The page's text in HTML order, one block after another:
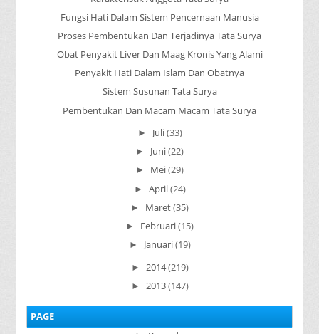
Fungsi Hati Dalam Sistem Pencernaan Manusia
Proses Pembentukan Dan Terjadinya Tata Surya
Obat Penyakit Liver Dan Maag Kronis Yang Alami
Penyakit Hati Dalam Islam Dan Obatnya
Sistem Susunan Tata Surya
Pembentukan Dan Macam Macam Tata Surya
► Juli(33)
► Juni(22)
► Mei(29)
► April(24)
► Maret(35)
► Februari(15)
► Januari(19)
► 2014(219)
► 2013(147)
PAGE